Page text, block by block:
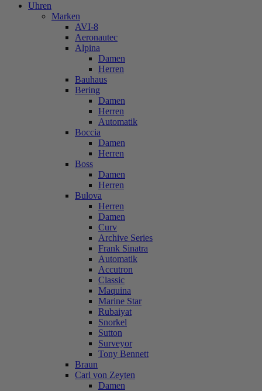
Uhren
Marken
AVI-8
Aeronautec
Alpina
Damen
Herren
Bauhaus
Bering
Damen
Herren
Automatik
Boccia
Damen
Herren
Boss
Damen
Herren
Bulova
Herren
Damen
Curv
Archive Series
Frank Sinatra
Automatik
Accutron
Classic
Maquina
Marine Star
Rubaiyat
Snorkel
Sutton
Surveyor
Tony Bennett
Braun
Carl von Zeyten
Damen